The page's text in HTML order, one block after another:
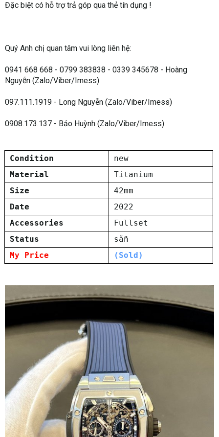
Đặc biệt có hỗ trợ trả góp qua thẻ tín dụng !
Quý Anh chị quan tâm vui lòng liên hệ:
0941 668 668 - 0799 383838 - 0339 345678 - Hoàng
Nguyễn (Zalo/Viber/Imess)
097.111.1919 - Long Nguyễn (Zalo/Viber/Imess)
0908.173.137 - Bảo Huỳnh (Zalo/Viber/Imess)
Condition
new
Material
Titanium
Size
42mm
Date
2022
Accessories
Fullset
Status
sẵn
My Price
(Sold)